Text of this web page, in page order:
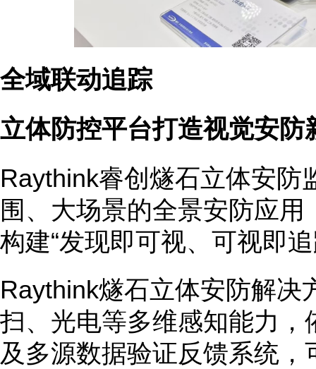
全域联动追踪
立体防控平台打造视觉安防
Raythink睿创燧石立体安防
围、大场景的全景安防应
构建“发现即可视、可视即
Raythink燧石立体安防解决
扫、光电等多维感知能力
及多源数据验证反馈系统